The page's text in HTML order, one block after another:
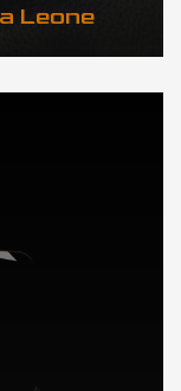
Leone
Sierra Leone